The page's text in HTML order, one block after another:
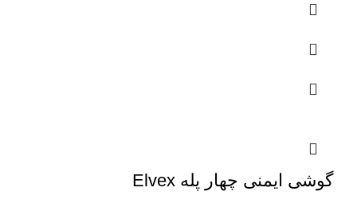
گوشی ایمنی چهار پله Elvex